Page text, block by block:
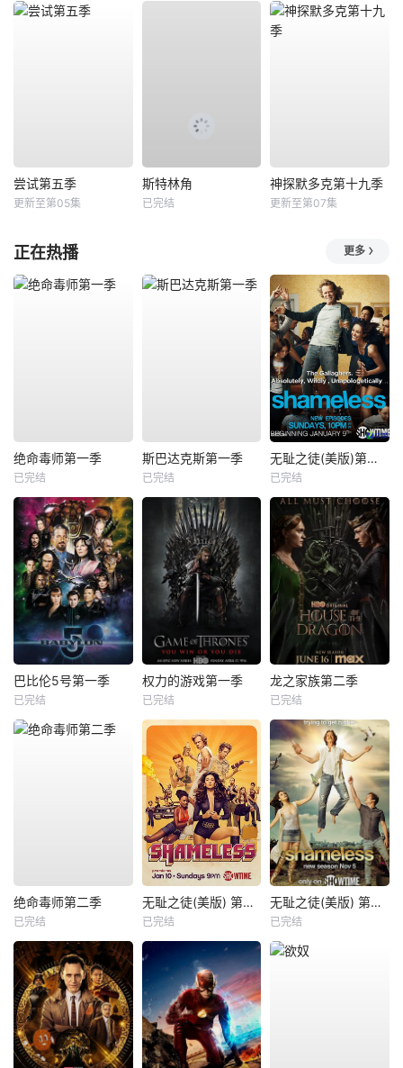
尝试第五季
更新至第05集
斯特林角
已完结
神探默多克第十九季
更新至第07集
正在热播 更多
绝命毒师第一季
已完结
斯巴达克斯第一季
已完结
无耻之徒(美版)第一季
已完结
巴比伦5号第一季
已完结
权力的游戏第一季
已完结
龙之家族第二季
已完结
绝命毒师第二季
已完结
无耻之徒(美版) 第六季
已完结
无耻之徒(美版) 第八季
已完结